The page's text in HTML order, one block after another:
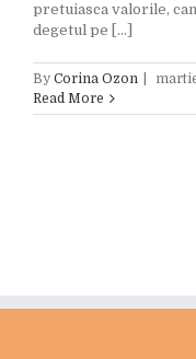
pretuiasca valorile,
degetul pe [...]
By Corina Ozon
Read More